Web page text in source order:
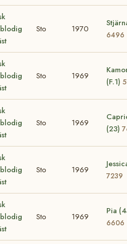
Sto 1970
6496
Sto 1969
(F.1)
Sto 1969
(23)
Sto 1969
7239
Sto 1969
Pia
6606